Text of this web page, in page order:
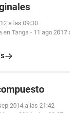
a las 09:30
en Tanga - 11 ago 2017
2014 a las 21:42